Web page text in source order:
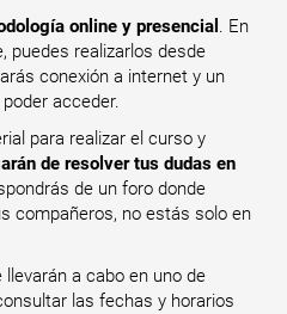
online y presencial . En
puedes realizarlos desde
conexión a internet y un
acceder.
para realizar el curso y
de resolver tus dudas en
de un foro donde
compañeros, no estás solo en
a cabo en uno de
las fechas y horarios